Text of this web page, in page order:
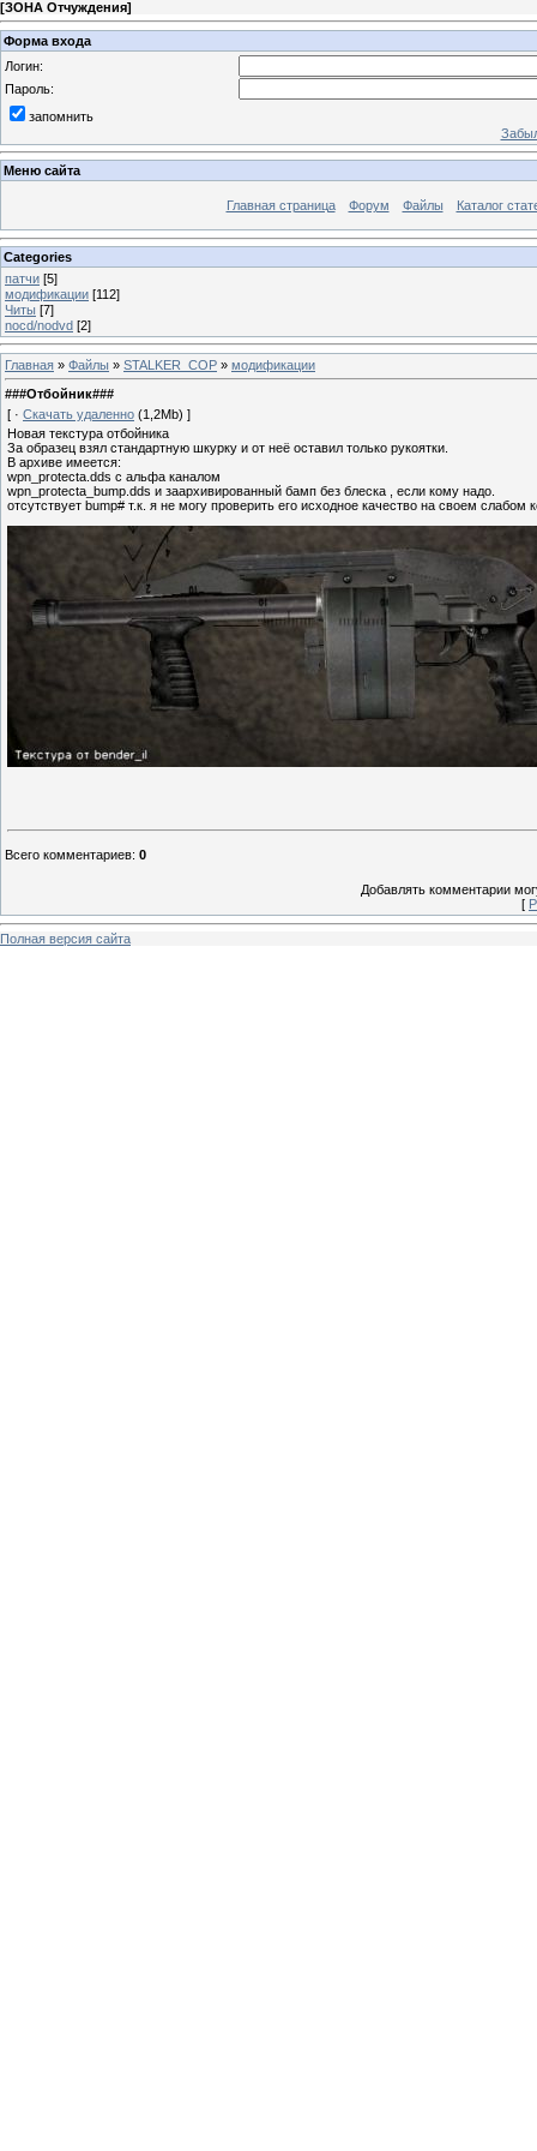
[ЗОНА Отчуждения]
Форма входа
Логин:
Пароль:
запомнить
Меню сайта
Главная страница Форум Файлы Каталог
Categories
патчи [5]
модификации [112]
Читы [7]
nocd/nodvd [2]
Главная » Файлы » STALKER_COP » модификации
###Отбойник###
[ · Скачать удаленно (1,2Mb) ]
Новая текстура отбойника
За образец взял стандартную шкурку и от неё оставил только рукоятки.
В архиве имеется:
wpn_protecta.dds с альфа каналом
wpn_protecta_bump.dds и заархивированный бамп без блеска , если кому надо.
отсутствует bump# т.к. я не могу проверить его исходное качество на своем
Всего комментариев: 0
Добавлять комментарии
[
Полная версия сайта